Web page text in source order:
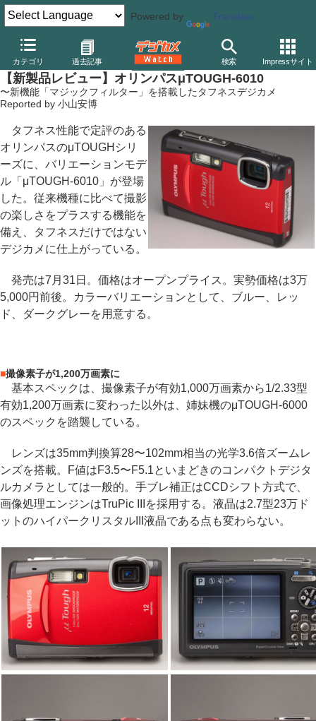
Powered by Translate
カテゴリ 過去記事 検索 Impressサイト
デジカメ Watch カメラ レンズ一体型（コンパクト）カメラ オ
【新製品レビュー】オリンパスμTOUGH-6010
〜新機能「マジックフィルター」を搭載したタフネスデジカメ
Reported by 小山安博
タフネス性能で定評のある
オリンパスのμTOUGHシリ
ーズに、バリエーションモデ
ル「μTOUGH-6010」が登場
した。従来機種に比べて撮影
の楽しさをプラスする機能を
備え、タフネスだけではない
デジカメに仕上がっている。
発売は7月31日。価格はオープンプライス。実勢価格は3万
5,000円前後。カラーバリエーションとして、ブルー、レッ
ド、ダークグレーを用意する。
■撮像素子が1,200万画素に
基本スペックは、撮像素子が有効1,000万画素から1/2.33型
有効1,200万画素に変わった以外は、姉妹機のμTOUGH-6000
のスペックを踏襲している。
レンズは35mm判換算28〜102mm相当の光学3.6倍ズームレ
ンズを搭載。F値はF3.5〜F5.1といまどきのコンパクトデジタ
ルカメラとしては一般的。手ブレ補正はCCDシフト方式で、
画像処理エンジンはTruPic IIIを採用する。液晶は2.7型23万ド
ットのハイパークリスタルIII液晶である点も変わらない。